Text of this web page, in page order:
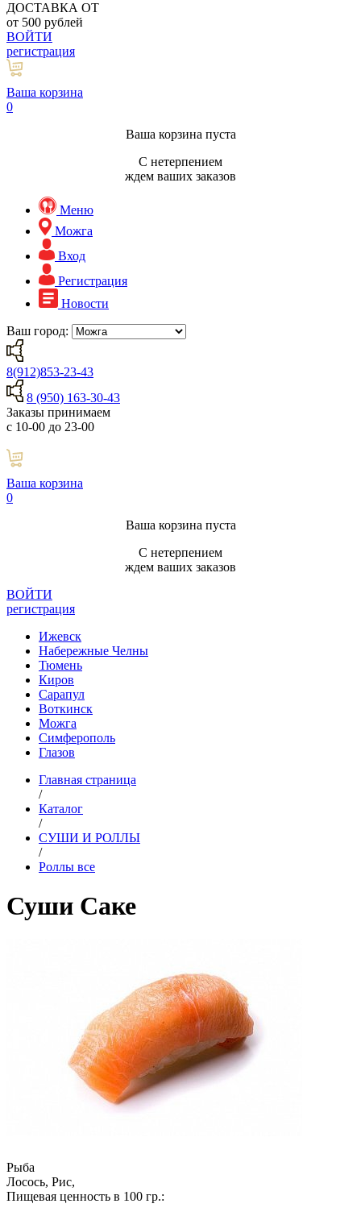
ДОСТАВКА ОТ
от 500 рублей
ВОЙТИ
регистрация
Ваша корзина
0
Ваша корзина пуста
С нетерпением
ждем ваших заказов
Меню
Можга
Вход
Регистрация
Новости
Ваш город:
8(912)853-23-43
8 (950) 163-30-43
Заказы принимаем
с 10-00 до 23-00
Ваша корзина
0
Ваша корзина пуста
С нетерпением
ждем ваших заказов
ВОЙТИ
регистрация
Ижевск
Набережные Челны
Тюмень
Киров
Сарапул
Воткинск
Можга
Симферополь
Глазов
Главная страница
/
Каталог
/
СУШИ И РОЛЛЫ
/
Роллы все
Суши Саке
Рыба
Лосось, Рис,
Пищевая ценность в 100 гр.: